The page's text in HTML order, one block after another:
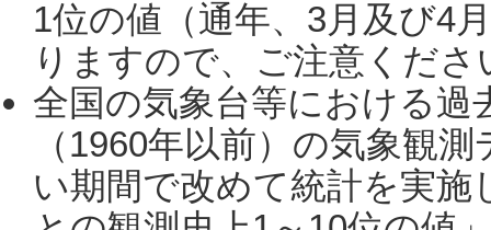
1位の値（通年、3月及び4
りますので、ご注意くだ
全国の気象台等における過
（1960年以前）の気象観
い期間で改めて統計を実